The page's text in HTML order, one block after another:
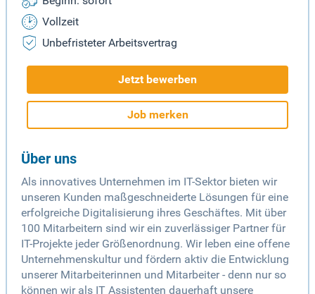
Vollzeit
Unbefristeter Arbeitsvertrag
Jetzt bewerben
Job merken
Über uns
Als innovatives Unternehmen im IT-Sektor bieten wir
unseren Kunden maßgeschneiderte Lösungen für eine
erfolgreiche Digitalisierung ihres Geschäftes. Mit über
100 Mitarbeitern sind wir ein zuverlässiger Partner für
IT-Projekte jeder Größenordnung. Wir leben eine offene
Unternehmenskultur und fördern aktiv die Entwicklung
unserer Mitarbeiterinnen und Mitarbeiter - denn nur so
können wir als IT Assistenten dauerhaft unsere